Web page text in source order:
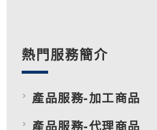
熱門服務簡介
產品服務-加工商品
產品服務-代理商品